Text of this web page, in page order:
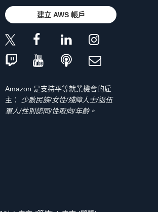
建立 AWS 帳戶
Amazon 是支持平等就業機會的雇
主：
少數民族/女性/殘障人士/退伍
軍人/性別認同/性取向/年齡。